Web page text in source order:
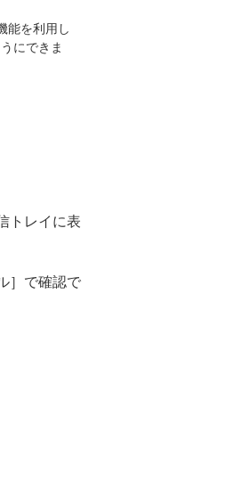
能を利用し
にできま
トレイに表
］で確認で